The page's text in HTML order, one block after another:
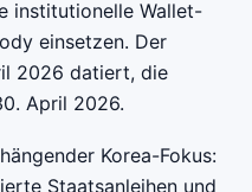
institutionelle Wallet-
einsetzen. Der
2026 datiert, die
April 2026.
Korea-Fokus:
Staatsanleihen und